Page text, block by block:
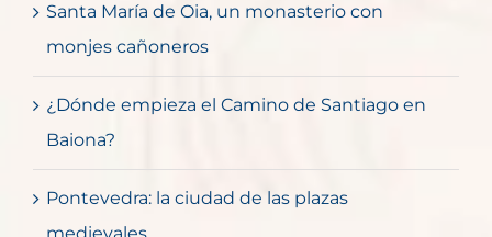
Santa María de Oia, un monasterio con
monjes cañoneros
¿Dónde empieza el Camino de Santiago en
Baiona?
Pontevedra: la ciudad de las plazas